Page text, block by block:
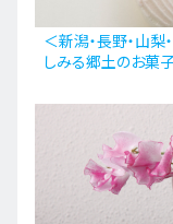
EN ZH
＜新潟・長野・山梨
しみる郷土のお